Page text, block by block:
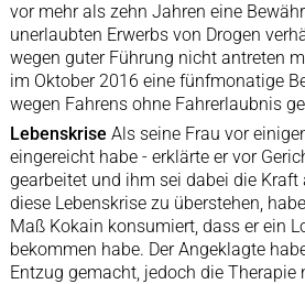
vor mehr als zehn Jahren eine
unerlaubten Erwerbs von Drogen
wegen guter Führung nicht antreten
im Oktober 2016 eine fünfmonatige
wegen Fahrens ohne Fahrerlaubnis
Lebenskrise Als seine Frau vor
eingereicht habe - erklärte er vor
gearbeitet und ihm sei dabei die Kraft
diese Lebenskrise zu überstehen,
Maß Kokain konsumiert, dass er ein
bekommen habe. Der Angeklagte
Entzug gemacht, jedoch die Therapie